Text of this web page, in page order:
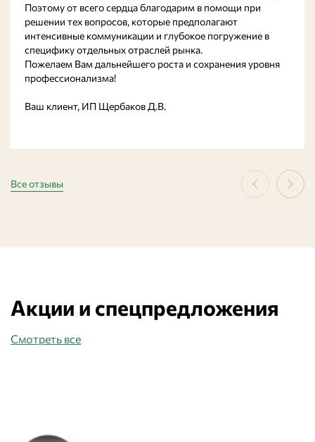
Поэтому от всего сердца благодарим в помощи при
решении тех вопросов, которые предполагают
интенсивные коммуникации и глубокое погружение в
специфику отдельных отраслей рынка.
Пожелаем Вам дальнейшего роста и сохранения уровня
профессионализма!
Ваш клиент, ИП Щербаков Д.В.
Все отзывы
Акции и спецпредложения
Смотреть все